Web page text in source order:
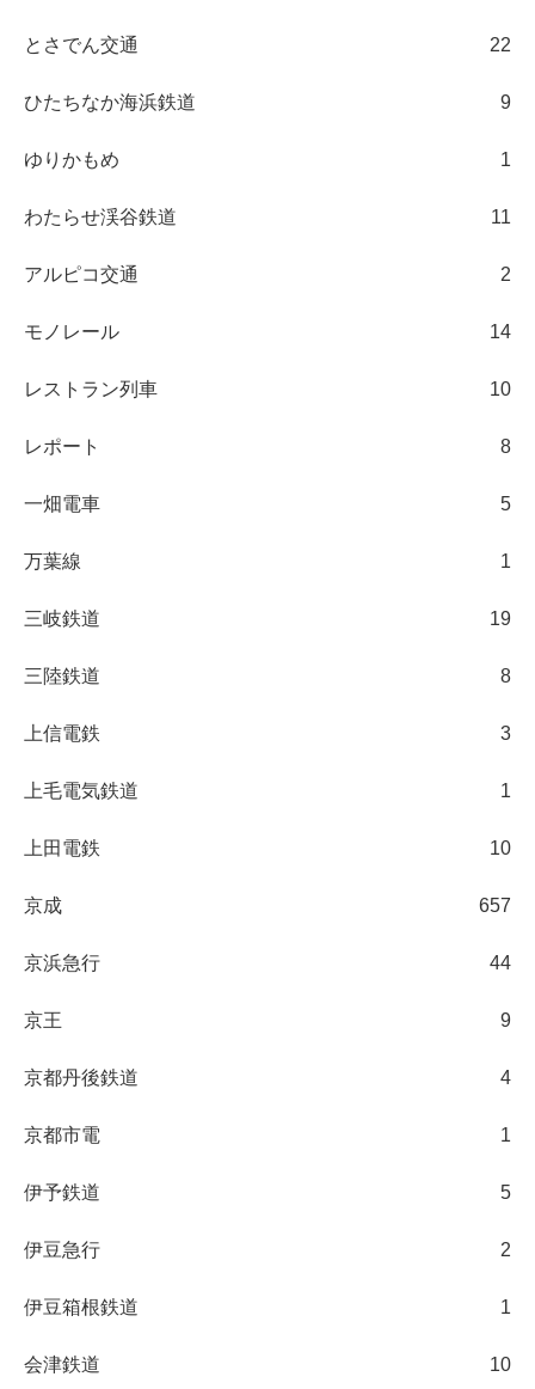
とさでん交通 22
ひたちなか海浜鉄道 9
ゆりかもめ 1
わたらせ渓谷鉄道 11
アルピコ交通 2
モノレール 14
レストラン列車 10
レポート 8
一畑電車 5
万葉線 1
三岐鉄道 19
三陸鉄道 8
上信電鉄 3
上毛電気鉄道 1
上田電鉄 10
京成 657
京浜急行 44
京王 9
京都丹後鉄道 4
京都市電 1
伊予鉄道 5
伊豆急行 2
伊豆箱根鉄道 1
会津鉄道 10